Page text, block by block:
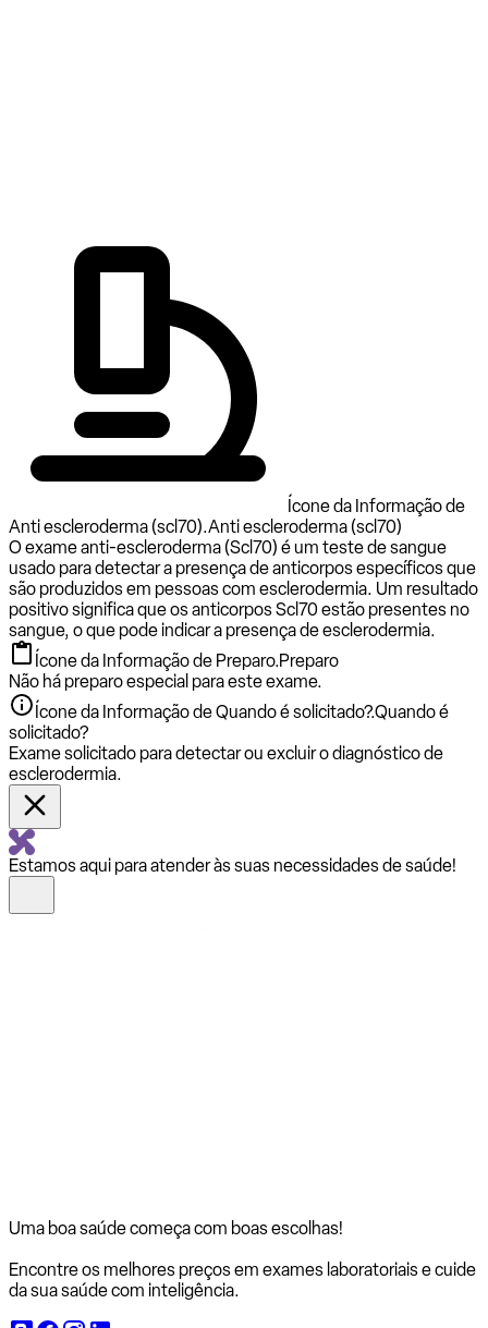
Ícone da Informação de
Anti escleroderma (scl70).Anti escleroderma (scl70)
O exame anti-escleroderma (Scl70) é um teste de sangue
usado para detectar a presença de anticorpos específicos que
são produzidos em pessoas com esclerodermia. Um resultado
positivo significa que os anticorpos Scl70 estão presentes no
sangue, o que pode indicar a presença de esclerodermia.
Ícone da Informação de Preparo.Preparo
Não há preparo especial para este exame.
Ícone da Informação de Quando é solicitado?.Quando é
solicitado?
Exame solicitado para detectar ou excluir o diagnóstico de
esclerodermia.
Estamos aqui para atender às suas necessidades de saúde!
Uma boa saúde começa com boas escolhas!
Encontre os melhores preços em exames laboratoriais e cuide
da sua saúde com inteligência.